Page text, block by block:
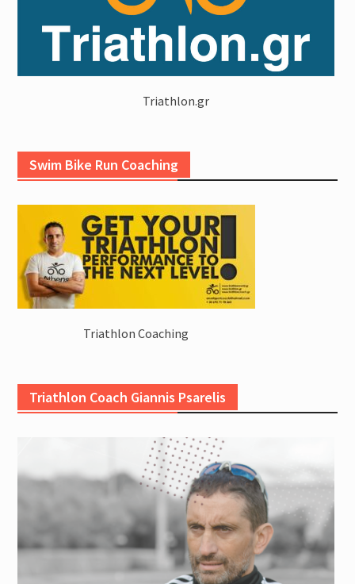
Triathlon.gr
Swim Bike Run Coaching
Triathlon Coaching
Triathlon Coach Giannis Psarelis